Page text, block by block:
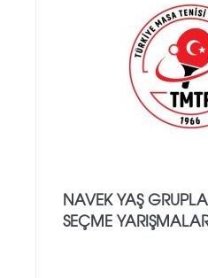
NAVEK YAŞ
SEÇME